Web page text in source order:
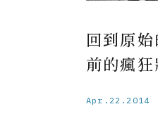
回到原
前的瘋
Apr.22.2014